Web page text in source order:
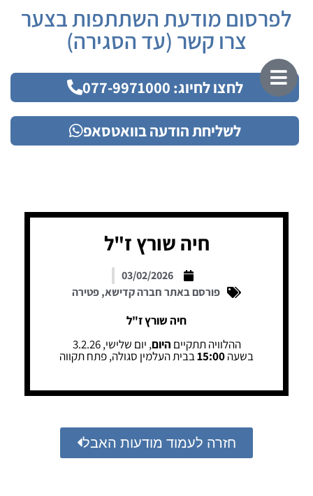
לפרסום מודעת השתתפות בצער
צרו קשר (עד הסגירה)
לחצו לחיוג: 077-9971000
לשליחת הודעה בוואטסאפ
חיה שורץ ז"ל
03/02/2026
פורסם באתר חברה קדישא,פטירה
חיה שורץ ז"ל
ההלוויה תתקיים היום , יום שלישי, 3.2.26
בשעה15:00בבית העלמין סגולה, פתח תקווה
חזרה לעמוד מודעות האבל